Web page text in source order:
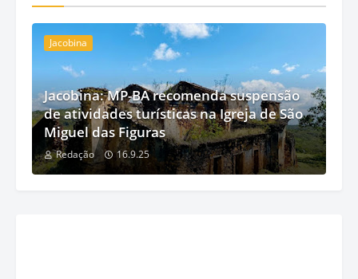
Jacobina
Jacobina: MP-BA recomenda suspensão
de atividades turísticas na Igreja de São
Miguel das Figuras
Redação 16.9.25